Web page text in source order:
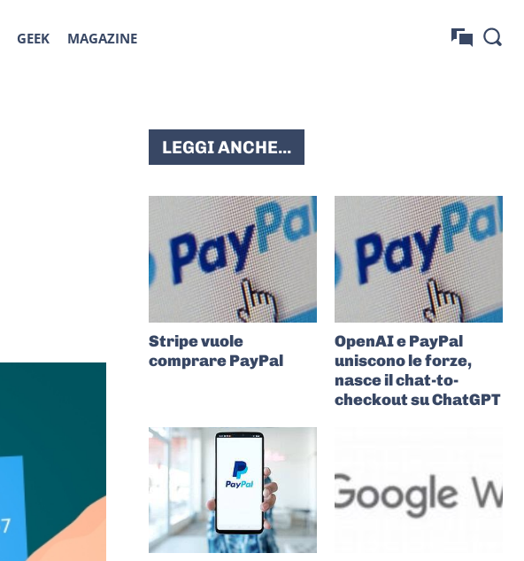
GEEK MAGAZINE
LEGGI ANCHE...
Stripe vuole
comprare PayPal
OpenAI e PayPal
uniscono le forze,
nasce il chat-to-
checkout su ChatGPT